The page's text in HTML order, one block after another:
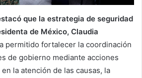
que la estrategia de seguridad
de México, Claudia
permitido fortalecer la coordinación
de gobierno mediante acciones
la atención de las causas, la